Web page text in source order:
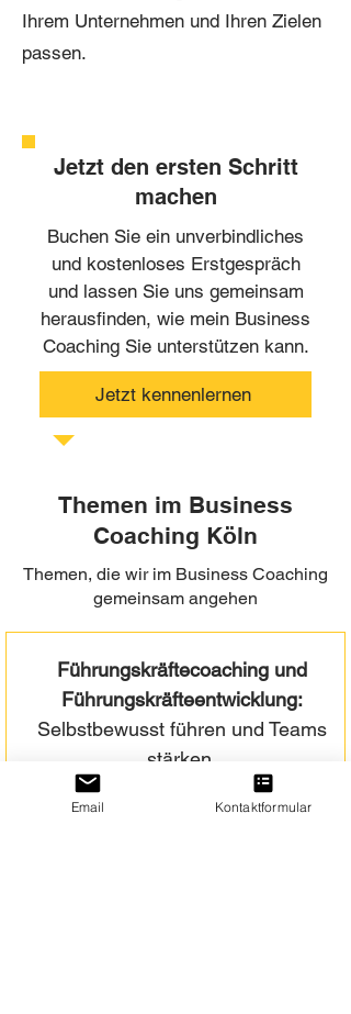
Ihrem Unternehmen und Ihren Zielen
passen.
Jetzt den ersten Schritt
machen
Buchen Sie ein unverbindliches
und kostenloses Erstgespräch
und lassen Sie uns gemeinsam
herausfinden, wie mein Business
Coaching Sie unterstützen kann.
Jetzt kennenlernen
Themen im Business
Coaching Köln
Themen, die wir im Business Coaching
gemeinsam angehen
Führungskräftecoaching und
Führungskräfteentwicklung:
Selbstbewusst führen und Teams
stärken.
mehr erfahren
Email Kontaktformular